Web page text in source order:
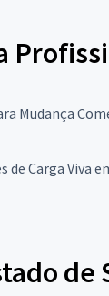
Mudança
de Carga Viva
de